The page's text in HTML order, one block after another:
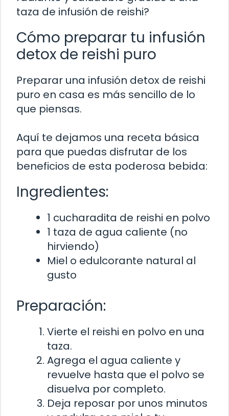
taza de infusión de reishi?
Cómo preparar tu infusión
detox de reishi puro
Preparar una infusión detox de reishi
puro en casa es más sencillo de lo
que piensas.
Aquí te dejamos una receta básica
para que puedas disfrutar de los
beneficios de esta poderosa bebida:
Ingredientes:
1 cucharadita de reishi en polvo
1 taza de agua caliente (no
hirviendo)
Miel o edulcorante natural al
gusto
Preparación:
Vierte el reishi en polvo en una
taza.
Agrega el agua caliente y
revuelve hasta que el polvo se
disuelva por completo.
Deja reposar por unos minutos